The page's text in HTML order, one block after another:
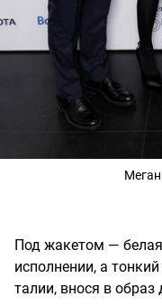
Под жакетом —
исполнении, а
талии, внося в образ